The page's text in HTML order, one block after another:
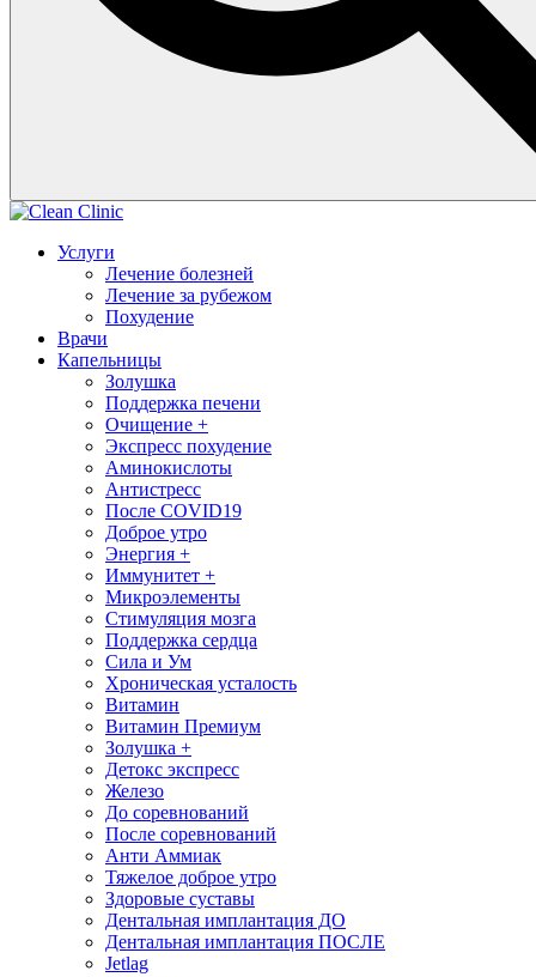
Услуги
Лечение болезней
Лечение за рубежом
Похудение
Врачи
Капельницы
Золушка
Поддержка печени
Очищение +
Экспресс похудение
Аминокислоты
Антистресс
После COVID19
Доброе утро
Энергия +
Иммунитет +
Микроэлементы
Стимуляция мозга
Поддержка сердца
Сила и Ум
Хроническая усталость
Витамин
Витамин Премиум
Золушка +
Детокс экспресс
Железо
До соревнований
После соревнований
Анти Аммиак
Тяжелое доброе утро
Здоровые суставы
Дентальная имплантация ДО
Дентальная имплантация ПОСЛЕ
Jetlag